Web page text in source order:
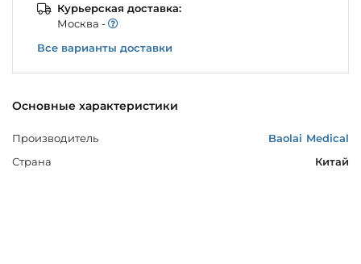
Основные характеристики
Производитель
Baolai Medical
Страна
Китай
Курьерская доставка:
Моcква -
Все варианты доставки